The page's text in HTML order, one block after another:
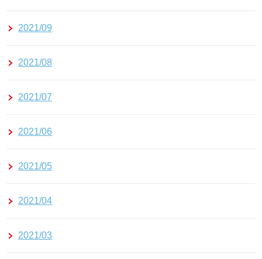
2021/09
2021/08
2021/07
2021/06
2021/05
2021/04
2021/03